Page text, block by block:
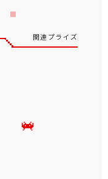
関連プライズ